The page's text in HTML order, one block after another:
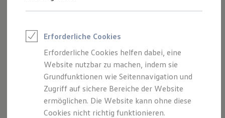
ONE Business ID Vorteile
Fahrzeugsuche & Marktplatz
Digitaler Marktplatz
Kauf & Finanzierung
Online-Fahrzeugbewertung
Aktionen & Angebote
E-Auto-Förderung
Für Privatkunden
Für Gewerbekunden
Profi Paket
TopDeal
Servicetermin anfragen
IhreAnsprechpartner
Erforderliche Cookies
Erforderliche Cookies helfen dabei, eine
Website nutzbar zu machen, indem sie
Grundfunktionen wie Seitennavigation und
Zugriff auf sichere Bereiche der Website
ermöglichen. Die Website kann ohne diese
Cookies nicht richtig funktionieren.